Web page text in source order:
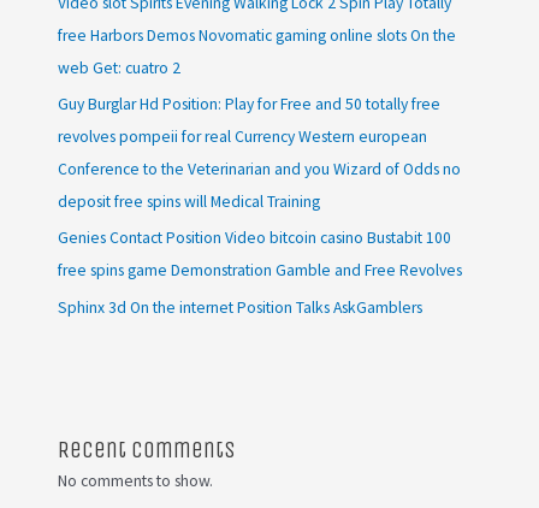
free Harbors Demos Novomatic gaming online slots On the
web Get: cuatro 2
Guy Burglar Hd Position: Play for Free and 50 totally free
revolves pompeii for real Currency Western european
Conference to the Veterinarian and you Wizard of Odds no
deposit free spins will Medical Training
Genies Contact Position Video bitcoin casino Bustabit 100
free spins game Demonstration Gamble and Free Revolves
Sphinx 3d On the internet Position Talks AskGamblers
Recent Comments
No comments to show.